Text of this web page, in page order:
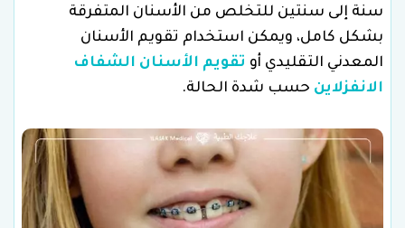
سنة إلى سنتين للتخلص من الأسنان المتفرقة
بشكل كامل، ويمكن استخدام تقويم الأسنان
المعدني التقليدي أو تقويم الأسنان الشفاف
الانفزلاين حسب شدة الحالة.